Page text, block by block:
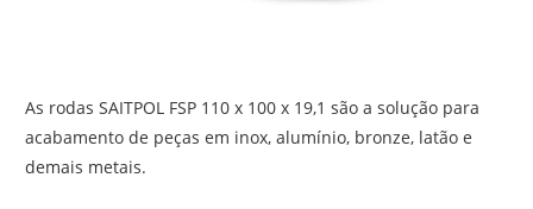
As rodas SAITPOL FSP 110 x 100 x 19,1 são a solução para
acabamento de peças em inox, alumínio, bronze, latão e
demais metais.